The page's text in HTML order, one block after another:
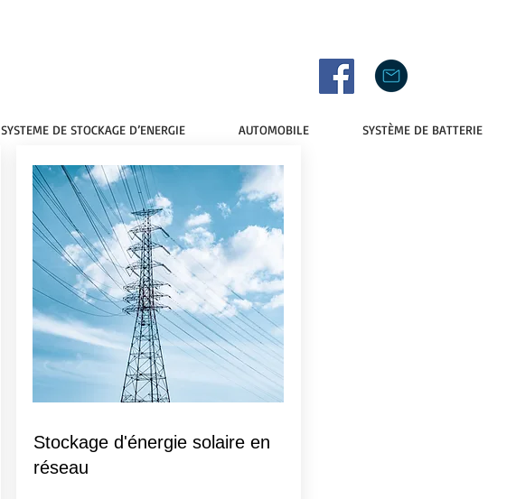
SYSTEME DE STOCKAGE D’ENERGIE AUTOMOBILE SYSTÈME DE BATTERIE
Stockage d'énergie solaire en
réseau